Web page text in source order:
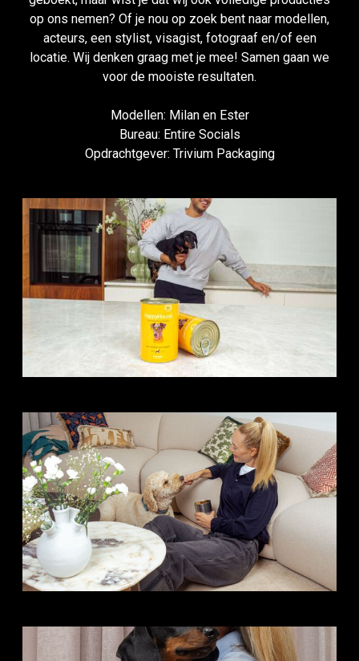
op ons nemen? Of je nou op zoek bent naar modellen,
acteurs, een stylist, visagist, fotograaf en/of een
locatie. Wij denken graag met je mee! Samen gaan we
voor de mooiste resultaten.
Modellen: Milan en Ester
Bureau: Entire Socials
Opdrachtgever: Trivium Packaging